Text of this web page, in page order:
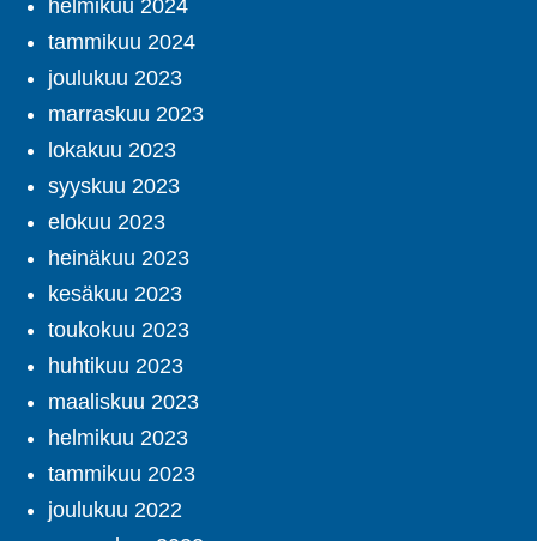
helmikuu 2024
tammikuu 2024
joulukuu 2023
marraskuu 2023
lokakuu 2023
syyskuu 2023
elokuu 2023
heinäkuu 2023
kesäkuu 2023
toukokuu 2023
huhtikuu 2023
maaliskuu 2023
helmikuu 2023
tammikuu 2023
joulukuu 2022